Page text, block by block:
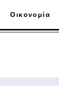
Οικονομία